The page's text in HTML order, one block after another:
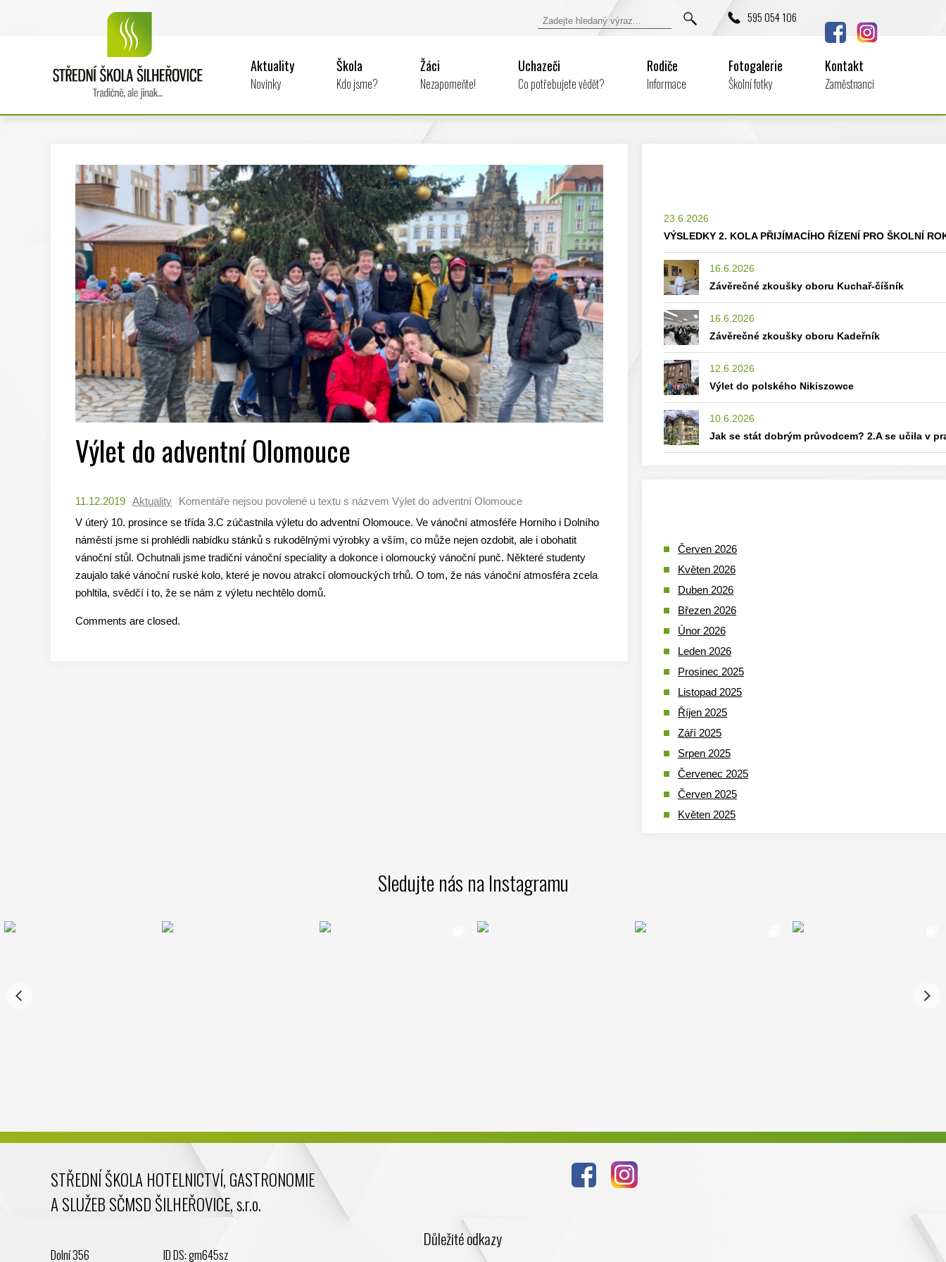
595 054 106
Aktuality
Novinky
Škola
Kdo jsme?
Žáci
Nezapomeňte!
Uchazeči
Co potřebujete vědět?
Rodiče
Informace
Fotogalerie
Školní fotky
Kontakt
Zaměstnanci
Výlet do adventní Olomouce
11.12.2019 Aktuality Komentáře nejsou povolené u textu s názvem Výlet do adventní Olomouce
V úterý 10. prosince se třída 3.C zúčastnila výletu do adventní Olomouce. Ve vánoční atmosféře Horního i Dolního
náměstí jsme si prohlédli nabídku stánků s rukodělnými výrobky a vším, co může nejen ozdobit, ale i obohatit
vánoční stůl. Ochutnali jsme tradiční vánoční speciality a dokonce i olomoucký vánoční punč. Některé studenty
zaujalo také vánoční ruské kolo, které je novou atrakcí olomouckých trhů. O tom, že nás vánoční atmosféra zcela
pohltila, svědčí i to, že se nám z výletu nechtělo domů.
Comments are closed.
23.6.2026
VÝSLEDKY 2. KOLA PŘIJÍMACÍHO ŘÍZENÍ PRO ŠKOLNÍ
16.6.2026
Závěrečné zkoušky oboru Kuchař-číšník
16.6.2026
Závěrečné zkoušky oboru Kadeřník
12.6.2026
Výlet do polského Nikiszowce
10.6.2026
Jak se stát dobrým průvodcem? 2.A se učila v
Červen 2026
Květen 2026
Duben 2026
Březen 2026
Únor 2026
Leden 2026
Prosinec 2025
Listopad 2025
Říjen 2025
Září 2025
Srpen 2025
Červenec 2025
Červen 2025
Květen 2025
Prosinec 2023
Sledujte nás na Instagramu
STŘEDNÍ ŠKOLA HOTELNICTVÍ, GASTRONOMIE
A SLUŽEB SČMSD ŠILHEŘOVICE, s.r.o.
Dolní 356 ID DS: gm645sz
Důležité odkazy